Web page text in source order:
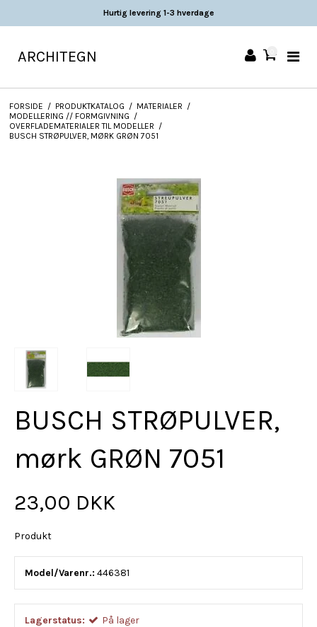
Hurtig levering 1-3 hverdage
ARCHITEGN
FORSIDE / PRODUKTKATALOG / MATERIALER /
MODELLERING // FORMGIVNING /
OVERFLADEMATERIALER TIL MODELLER /
BUSCH STRØPULVER, MØRK GRØN 7051
BUSCH STRØPULVER,
mørk GRØN 7051
23,00 DKK
Produkt
Model/Varenr.: 446381
Lagerstatus: På lager